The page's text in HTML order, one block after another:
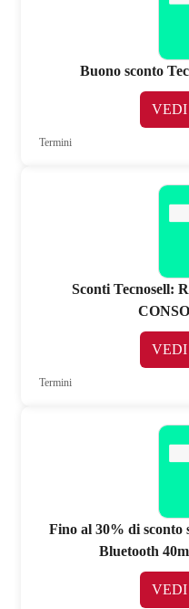
Buono sconto
VEDI
Termini
Sconti Tecnosell:
VEDI
Termini
Fino al 30% di sconto
Bluetooth
VEDI